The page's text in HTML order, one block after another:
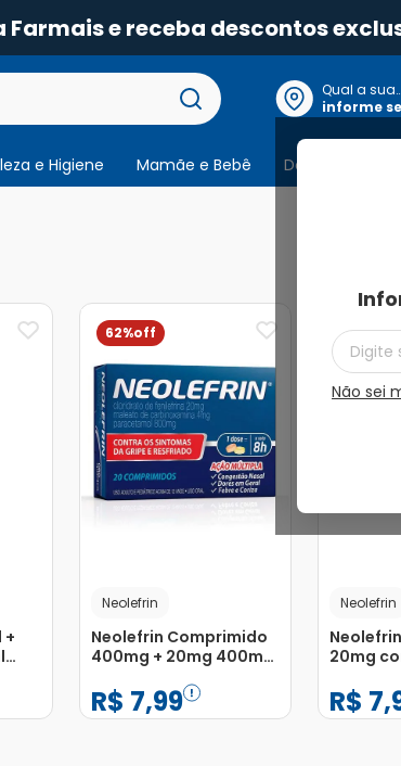
Farmais e receba descontos
Qual a sua
informe
Não sei
e Higiene Mamãe e Bebê
+
62%
Neolefrin
Neolefrin Comprimido
400mg + 20mg 400mg
Comprimidos
R$ 7,99
62%
Neolefrin
20mg
R$ 7,